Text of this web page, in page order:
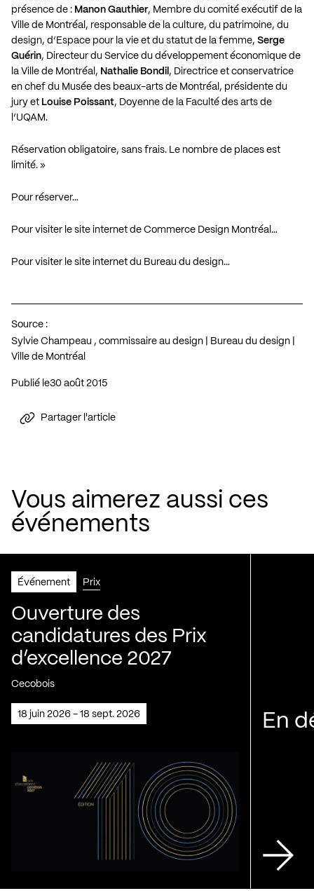
présence de : Manon Gauthier, Membre du comité exécutif de la
Ville de Montréal, responsable de la culture, du patrimoine, du
design, d’Espace pour la vie et du statut de la femme, Serge
Guérin, Directeur du Service du développement économique de
la Ville de Montréal, Nathalie Bondil , Directrice et conservatrice
en chef du Musée des beaux-arts de Montréal, présidente du
jury et Louise Poissant, Doyenne de la Faculté des arts de
l’UQAM.
Réservation obligatoire, sans frais. Le nombre de places est
limité. »
Pour réserver…
Pour visiter le site internet de Commerce Design Montréal…
Pour visiter le site internet du Bureau du design…
Source :
Sylvie Champeau , commissaire au design | Bureau du design |
Ville de Montréal
Publié le 30 août 2015
Partager l'article
Vous aimerez aussi ces
événements
Événement Prix
Ouverture des
candidatures des Prix
d’excellence 2027
Cecobois
18 juin 2026 - 18 sept. 2026 En